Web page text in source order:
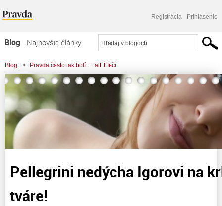
Registrácia Prihlásenie
Blog
Najnovšie články
Najčítanejšie články
Najkomentovanejšie články
Zoznam blogov
Komerčné blogy
Blog > Pravda často tak bolí … alELIeči.
> Pellegrini nedýcha Igorovi na krk! Rovno do tváre!
Pellegrini nedýcha Igorovi na
tváre!